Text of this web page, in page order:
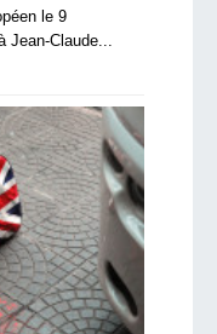
le 9
Jean-Claude...